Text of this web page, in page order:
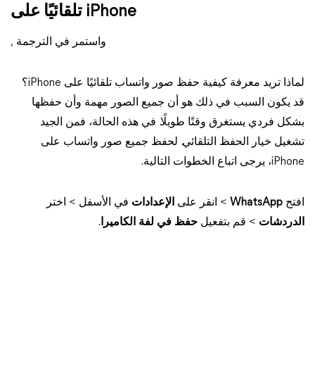
تلقائيًا على iPhone
, واستمر في الترجمة
لماذا تريد معرفة كيفية حفظ صور واتساب تلقائيًا على iPhone؟
قد يكون السبب في ذلك هو أن جميع الصور مهمة وأن حفظها
بشكل فردي يستغرق وقتًا طويلًا. في هذه الحالة، فمن الجيد
تشغيل خيار الحفظ التلقائي. لحفظ جميع صور واتساب على
iPhone، يرجى اتباع الخطوات التالية.
افتح WhatsApp > انقر على الإعدادات في الأسفل > اختر
الدردشات > قم بتفعيل حفظ في لفة الكاميرا .